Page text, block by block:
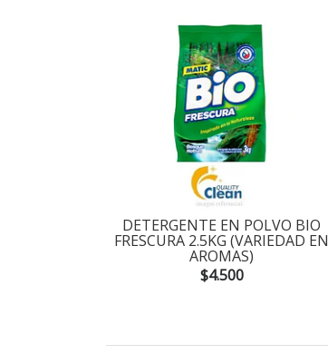
DETERGENTE EN POLVO BIO
FRESCURA 2.5KG (VARIEDAD EN
AROMAS)
$4.500